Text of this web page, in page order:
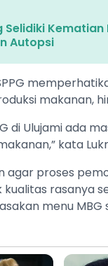
Selidiki
Autopsi
makanan,
di Ulujami ada
kata
agar proses
kualitas rasanya
menu